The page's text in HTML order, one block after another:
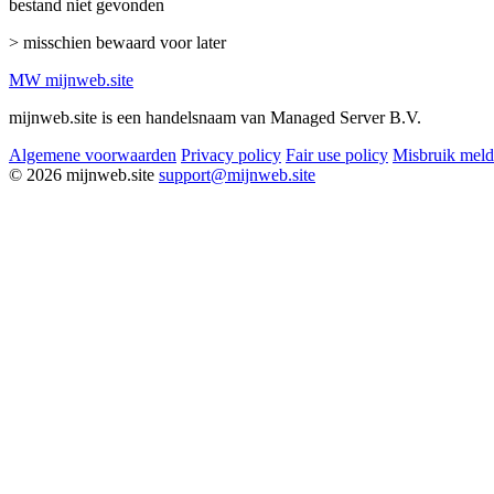
bestand niet gevonden
> misschien bewaard voor later
MW mijnweb.site
mijnweb.site is een handelsnaam van Managed Server B.V.
Algemene voorwaarden Privacy policy Fair use policy Misbruik
© 2026 mijnweb.site support@mijnweb.site